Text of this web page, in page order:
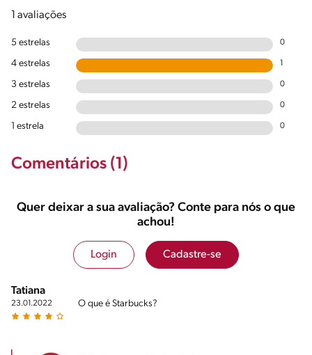
1 avaliações
5 estrelas 0
4 estrelas
3 estrelas 0
2 estrelas 0
1 estrela 0
Comentários (1)
Quer deixar a sua avaliação? Conte para nós o que
achou!
Login Cadastre-se
Tatiana
23.01.2022 O que é Starbucks?